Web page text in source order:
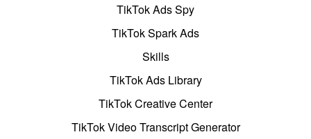
TikTok Ads Spy
TikTok Spark Ads
Skills
TikTok Ads Library
TikTok Creative Center
TikTok Video Transcript Generator